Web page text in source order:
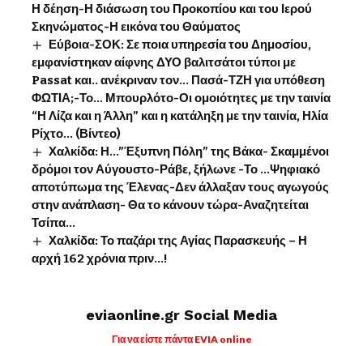
Η δέηση-Η διάσωση του Προκοπίου και του Ιερού
Σκηνώματος-Η εικόνα του Θαύματος
Εύβοια-ΣΟΚ: Σε ποια υπηρεσία του Δημοσίου,
εμφανίστηκαν αίφνης ΔΥΟ βαλιτσάτοι τύποι με
Passat και.. ανέκριναν τον… Πασά-ΤΖΗ για υπόθεση
ΦΩΤΙΑ;-Το… Μπουρλότο-Οι ομοιότητες με την ταινία
“Η Λίζα και η Άλλη” και η κατάληξη με την ταινία, Ηλία
Ρίχτο… (Βίντεο)
Χαλκίδα: Η…”Έξυπνη Πόλη” της Βάκα- Σκαμμένοι
δρόμοι τον Αύγουστο-Ράβε, ξήλωνε -Το …Ψηφιακό
αποτύπωμα της Έλενας-Δεν άλλαξαν τους αγωγούς
στην ανάπλαση- Θα το κάνουν τώρα-Αναζητείται
Τσίπα…
Χαλκίδα: Το παζάρι της Αγίας Παρασκευής – Η
αρχή 162 χρόνια πριν…!
eviaonline.gr Social Media
Για να είστε πάντα EVIA online